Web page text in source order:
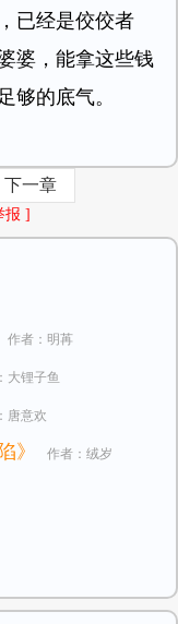
已经是佼佼者
婆，能拿这些钱
够的底气。
下一章
报 ]
作者：明苒
大锂子鱼
唐意欢
》 作者：绒岁